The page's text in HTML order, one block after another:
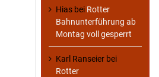
Hias bei Rotter
Bahnunterführung ab
Montag voll gesperrt
Karl Ranseier bei
Rotter